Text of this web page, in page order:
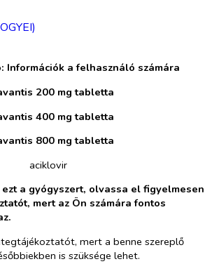
Információk a felhasználó számára
200 mg tabletta
400 mg tabletta
800 mg tabletta
aciklovir
a gyógyszert, olvassa el figyelmesen
mert az Ön számára fontos
mert a benne szereplő
is szüksége lehet.